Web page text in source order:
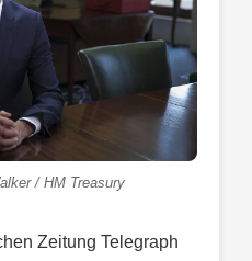
/ HM Treasury
Zeitung Telegraph